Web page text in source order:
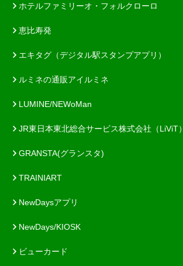
ホテルファミリーオ・フォルクローロ
恵比寿発
エキタグ（デジタル駅スタンプアプリ）
ルミネの通販アイルミネ
LUMINE/NEWoMan
JR東日本東北総合サービス株式会社（LiViT）
GRANSTA(グランスタ)
TRAINIART
NewDaysアプリ
NewDays/KIOSK
ビューカード